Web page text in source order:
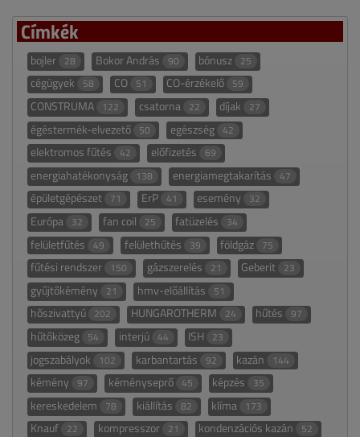
Címkék
bojler 28 Bokor András 90 bónusz 25
cégügyek 58 CO 51 CO-érzékelő 59
CONSTRUMA 122 csatorna 22 díjak 27
égéstermék-elvezető 50 egészség 42
elektromos fűtés 42 előfizetés 69
energiahatékonyság 138 energiamegtakarítás 47
épületgépészet 71 ErP 41 esemény 32
Európa 32 fan coil 25 fatüzelés 34
felületfűtés 49 felülethűtés 39 földgáz 75
fűtési rendszer 150 gázszerelés 21 Geberit 23
gyűjtőkémény 21 hmv-előállítás 51
hőszivattyú 202 HUNGAROTHERM 24 hűtés 97
hűtőközeg 54 interjú 44 ISH 23
jogszabályok 102 karbantartás 92 kazán 144
kémény 97 kéményseprő 45 képzés 35
kereskedelem 78 kiállítás 82 klíma 173
Knauf 22 kompresszor 21 kondenzációs kazán 52